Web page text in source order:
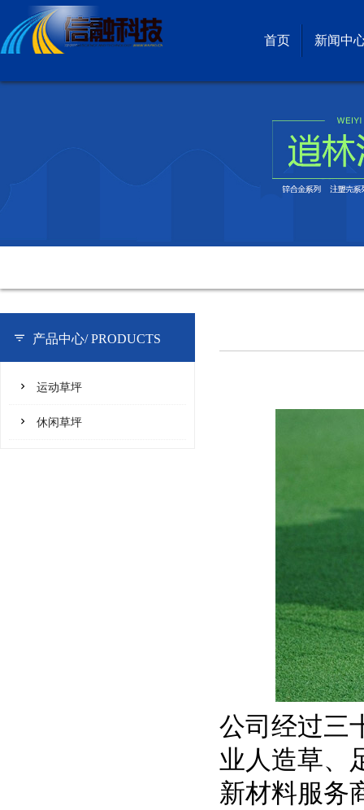
首页 新闻中
产品中心/PRODUCTS
运动草坪
休闲草坪
公司经过三
业人造草、
新材料服务